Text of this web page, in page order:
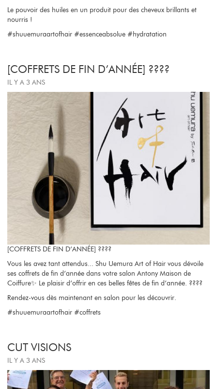
Le pouvoir des huiles en un produit pour des cheveux brillants et
nourris !
#shuuemuraartofhair #essenceabsolue #hydratation
[COFFRETS DE FIN D’ANNÉE] ????
IL Y A 3 ANS
[COFFRETS DE FIN D’ANNÉE] ????
Vous les avez tant attendus... Shu Uemura Art of Hair vous dévoile
ses coffrets de fin d’année dans votre salon Antony Maison de
Coiffure✨ Le plaisir d’offrir en ces belles fêtes de fin d’année. ????
Rendez-vous dès maintenant en salon pour les découvrir.
#shuuemuraartofhair #coffrets
CUT VISIONS
IL Y A 3 ANS